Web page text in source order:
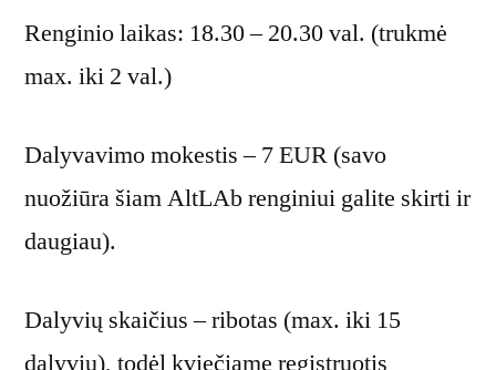
Renginio laikas: 18.30 – 20.30 val. (trukmė
max. iki 2 val.)
Dalyvavimo mokestis – 7 EUR (savo
nuožiūra šiam AltLAb renginiui galite skirti ir
daugiau).
Dalyvių skaičius – ribotas (max. iki 15
dalyvių), todėl kviečiame registruotis